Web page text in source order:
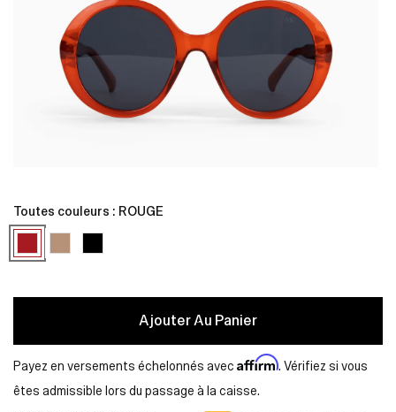
dans
fenêtre
Toutes couleurs : ROUGE
Ajouter Au Panier
Payez en versements échelonnés avec Affirm. Vérifiez si vous
êtes admissible lors du passage à la caisse.